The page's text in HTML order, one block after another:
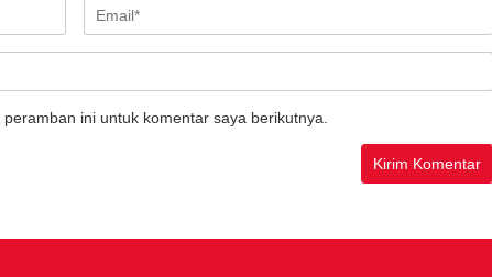
ini untuk komentar saya berikutnya.